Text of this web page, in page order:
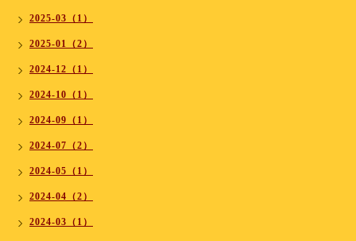
2025-03（1）
2025-01（2）
2024-12（1）
2024-10（1）
2024-09（1）
2024-07（2）
2024-05（1）
2024-04（2）
2024-03（1）